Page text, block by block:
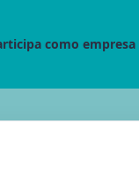
como empresa